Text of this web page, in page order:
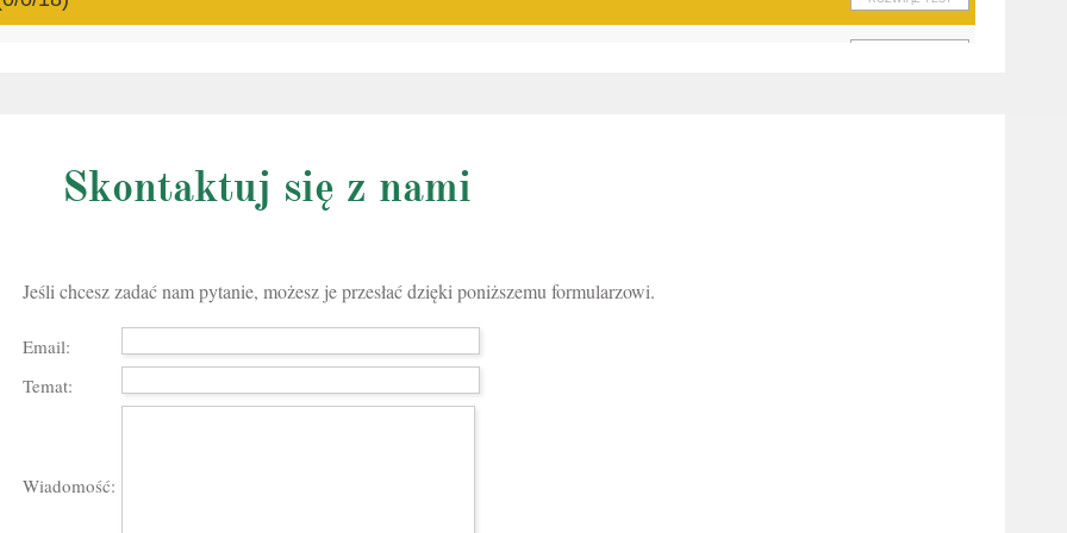
(0/0/18)
przepadkiem
Skontaktuj się z nami
Jeśli chcesz zadać nam pytanie, możesz je przesłać dzięki poniższemu formularzowi.
Email:
Temat:
Wiadomość: